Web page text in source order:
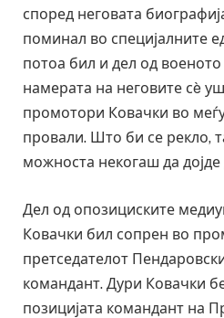
според неговата
поминал во специјалните
потоа бил и дел од
намерата на неговите сè
промотори Ковачки во
провали. Што би се рекло,
можноста некогаш да
Дел од опозициските
Ковачки бил сопрен во
претседателот
командант. Дури Ковачки
позицијата командант на